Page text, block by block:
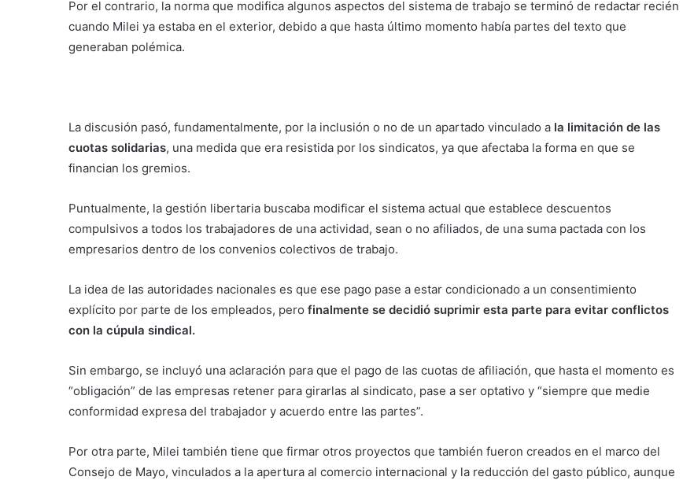
Por el contrario, la norma que modifica algunos aspectos del sistema de trabajo se terminó de redactar recién
cuando Milei ya estaba en el exterior, debido a que hasta último momento había partes del texto que
generaban polémica.
La discusión pasó, fundamentalmente, por la inclusión o no de un apartado vinculado a la limitación de las
cuotas solidarias, una medida que era resistida por los sindicatos, ya que afectaba la forma en que se
financian los gremios.
Puntualmente, la gestión libertaria buscaba modificar el sistema actual que establece descuentos
compulsivos a todos los trabajadores de una actividad, sean o no afiliados, de una suma pactada con los
empresarios dentro de los convenios colectivos de trabajo.
La idea de las autoridades nacionales es que ese pago pase a estar condicionado a un consentimiento
explícito por parte de los empleados, pero finalmente se decidió suprimir esta parte para evitar conflictos
con la cúpula sindical.
Sin embargo, se incluyó una aclaración para que el pago de las cuotas de afiliación, que hasta el momento es
“obligación” de las empresas retener para girarlas al sindicato, pase a ser optativo y “siempre que medie
conformidad expresa del trabajador y acuerdo entre las partes”.
Por otra parte, Milei también tiene que firmar otros proyectos que también fueron creados en el marco del
Consejo de Mayo, vinculados a la apertura al comercio internacional y la reducción del gasto público, aunque